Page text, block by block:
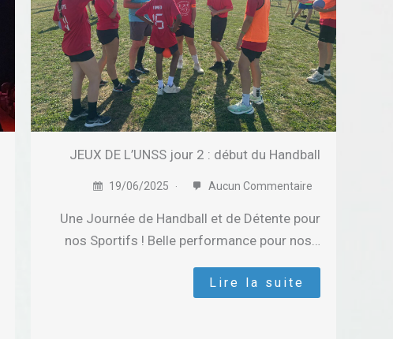
JEUX DE L’UNSS jour 2 : début du Handball
19/06/2025 Aucun Commentaire
Une Journée de Handball et de Détente pour
nos Sportifs ! Belle performance pour nos…
Lire la suite